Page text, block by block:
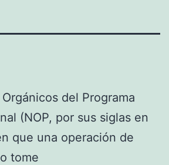
del Programa
(NOP, por sus siglas en
que una operación de
tome